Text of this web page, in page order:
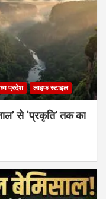
प्रदेश लाइफ स्टाइल
से ‘प्रकृति’ तक का